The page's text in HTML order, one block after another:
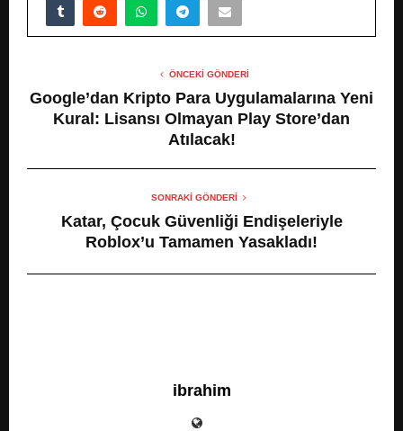
ÖNCEKI GÖNDERI
Google’dan Kripto Para Uygulamalarına Yeni
Kural: Lisansı Olmayan Play Store’dan
Atılacak!
SONRAKI GÖNDERI
Katar, Çocuk Güvenliği Endişeleriyle
Roblox’u Tamamen Yasakladı!
ibrahim